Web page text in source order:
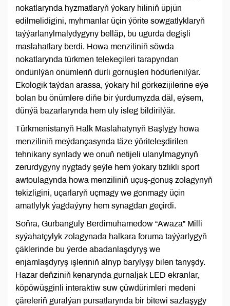
nokatlarynda hyzmatlaryň ýokary hiliniň üpjün
edilmelidigini, myhmanlar üçin ýörite sowgatlyklaryň
taýýarlanylmalydygyny belläp, bu ugurda degişli
maslahatlary berdi. Howa menziliniň söwda
nokatlarynda türkmen telekeçileri tarapyndan
öndürilýän önümleriň dürli görnüşleri hödürlenilýär.
Ekologik taýdan arassa, ýokary hil görkezijilerine eýe
bolan bu önümlere diňe bir ýurdumyzda däl, eýsem,
dünýä bazarlarynda hem uly isleg bildirilýär.
Türkmenistanyň Halk Maslahatynyň Başlygy howa
menziliniň meýdançasynda täze ýöriteleşdirilen
tehnikany synlady we onuň netijeli ulanylmagynyň
zerurdygyny nygtady şeýle hem ýokary tizlikli sport
awtoulagynda howa menziliniň uçuş-gonuş zolagynyň
tekizligini, uçarlaryň uçmagy we gonmagy üçin
amatlylyk ýagdaýyny hem synagdan geçirdi.
Soňra, Gurbanguly Berdimuhamedow “Awaza” Milli
syýahatçylyk zolagynada halkara foruma taýýarlygyň
çäklerinde bu ýerde abadanlaşdyryş we
enjamlaşdyryş işleriniň alnyp barylyşy bilen tanyşdy.
Hazar deňziniň kenarynda gurnaljak LED ekranlar,
köpöwüşginli interaktiw suw çüwdürimleri medeni
çäreleriň guralýan pursatlarynda bir bitewi sazlaşygy